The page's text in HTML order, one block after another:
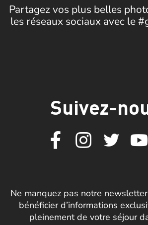
Partagez vos plus belles
les réseaux sociaux avec le
Suivez-
Ne manquez pas notre
bénéficier d’informations
pleinement de votre séjour